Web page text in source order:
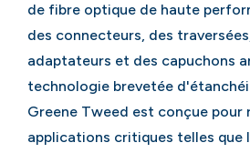
de fibre optique de haute
des connecteurs, des
adaptateurs et des capuchons
technologie brevetée
Greene Tweed est conçue pour
applications critiques telles que